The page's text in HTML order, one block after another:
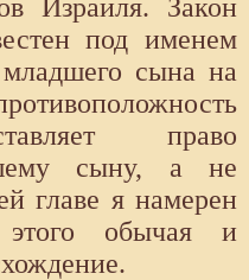
Израиля. Закон
под именем
сына на
право
сыну, а не
главе я намерен
обычая и